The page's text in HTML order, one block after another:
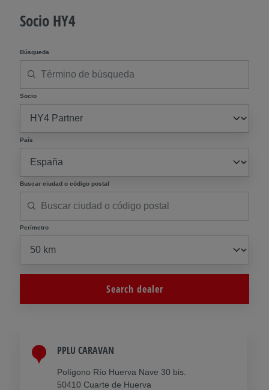
Socio HY4
Búsqueda
Socio
País
Buscar ciudad o código postal
Perímetro
Search dealer
PPLU CARAVAN
Polígono Río Huerva Nave 30 bis.
50410 Cuarte de Huerva